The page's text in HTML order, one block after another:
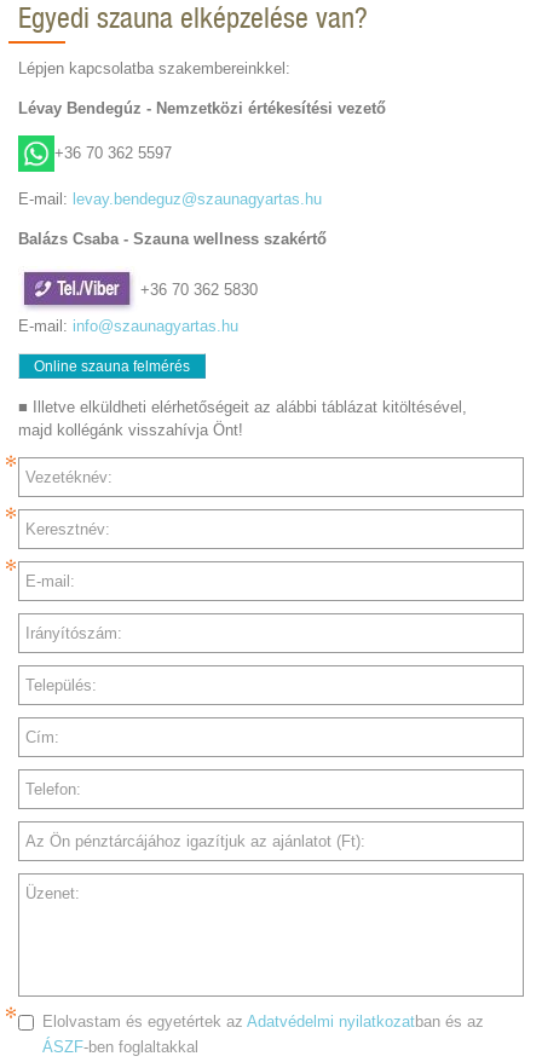
Egyedi szauna elképzelése van?
Lépjen kapcsolatba szakembereinkkel:
Lévay Bendegúz - Nemzetközi értékesítési vezető
+36 70 362 5597
E-mail: levay.bendeguz@szaunagyartas.hu
Balázs Csaba - Szauna wellness szakértő
+36 70 362 5830
E-mail: info@szaunagyartas.hu
Online szauna felmérés
■ Illetve elküldheti elérhetőségeit az alábbi táblázat kitöltésével,
majd kollégánk visszahívja Önt!
Vezetéknév:
Keresztnév:
E-mail:
Irányítószám:
Település:
Cím:
Telefon:
Az Ön pénztárcájához igazítjuk az ajánlatot (Ft):
Üzenet:
Elolvastam és egyetértek az Adatvédelmi nyilatkozatban és az
ÁSZF-ben foglaltakkal